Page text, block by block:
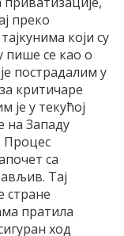
преко
који су
пише се као о
пострадалим у
критичаре
је у текућој
на Западу
Процес
са
Тај
стране
пратила
ход